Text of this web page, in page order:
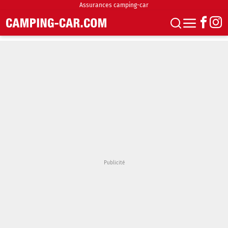
Assurances camping-car